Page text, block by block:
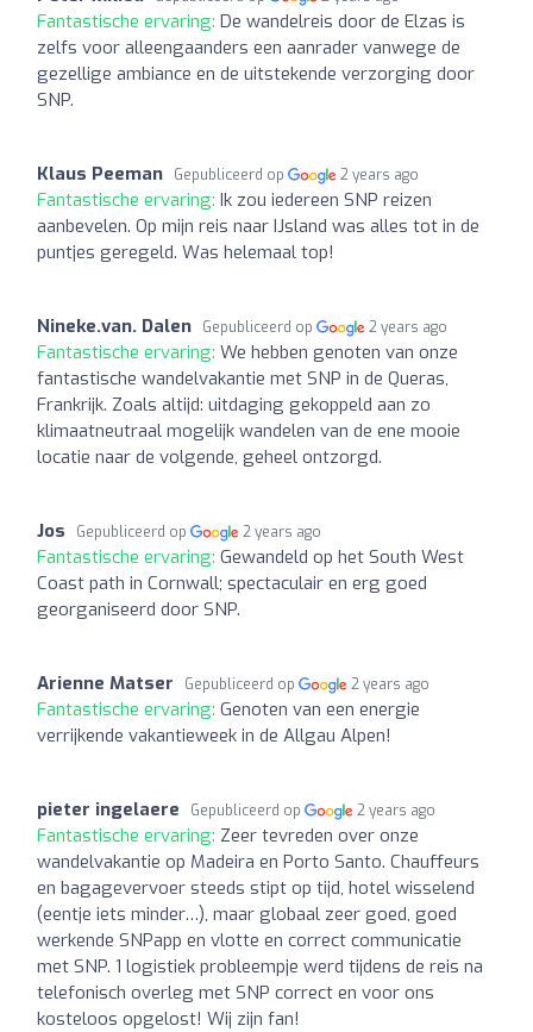
Fantastische ervaring: De wandelreis door de Elzas is
zelfs voor alleengaanders een aanrader vanwege de
gezellige ambiance en de uitstekende verzorging door
SNP.
Klaus Peeman Gepubliceerd op 2 years ago
Fantastische ervaring: Ik zou iedereen SNP reizen
aanbevelen. Op mijn reis naar IJsland was alles tot in de
puntjes geregeld. Was helemaal top!
Nineke.van. Dalen Gepubliceerd op 2 years ago
Fantastische ervaring: We hebben genoten van onze
fantastische wandelvakantie met SNP in de Queras,
Frankrijk. Zoals altijd: uitdaging gekoppeld aan zo
klimaatneutraal mogelijk wandelen van de ene mooie
locatie naar de volgende, geheel ontzorgd.
Jos Gepubliceerd op 2 years ago
Fantastische ervaring: Gewandeld op het South West
Coast path in Cornwall; spectaculair en erg goed
georganiseerd door SNP.
Arienne Matser Gepubliceerd op 2 years ago
Fantastische ervaring: Genoten van een energie
verrijkende vakantieweek in de Allgau Alpen!
pieter ingelaere Gepubliceerd op 2 years ago
Fantastische ervaring: Zeer tevreden over onze
wandelvakantie op Madeira en Porto Santo. Chauffeurs
en bagagevervoer steeds stipt op tijd, hotel wisselend
(eentje iets minder…), maar globaal zeer goed, goed
werkende SNPapp en vlotte en correct communicatie
met SNP. 1 logistiek probleempje werd tijdens de reis na
telefonisch overleg met SNP correct en voor ons
kosteloos opgelost! Wij zijn fan!